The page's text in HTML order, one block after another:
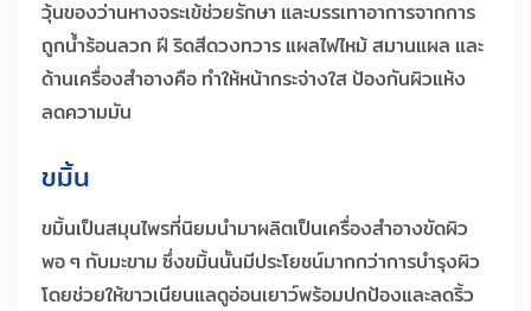
วุ้นของว่านหางจระเข้ช่วยรักษา และบรรเทาอาการจากการ
ถูกน้ำร้อนลวก ฝี ริดสีดวงทวาร แผลไฟไหม้ สมานแผล และ
ด้านเครื่องสำอางคือ ทำให้หน้ากระจ่างใส ป้องกันผิวแห้ง
ลดความมัน
ขมิ้น
ขมิ้นเป็นสมุนไพรที่นิยมนำมาผลิตเป็นเครื่องสำอางขัดผิว
พอ ๆ กับมะขาม ซึ่งขมิ้นนั้นมีประโยชน์มากกว่าการบำรุงผิว
โดยช่วยให้ขาวเนียนแลดูอ่อนเยาว์พร้อมปกป้องและลดริ้ว